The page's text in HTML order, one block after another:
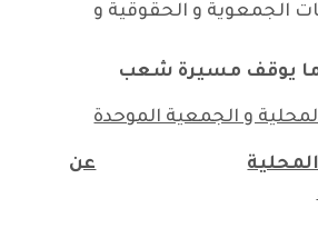
الجمعوية و الحقوقية و
يوقف مسيرة شعب
و الجمعية الموحدة
عن